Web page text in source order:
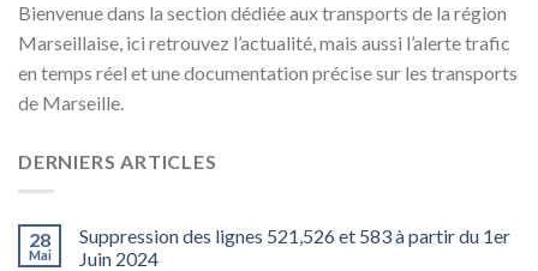
Bienvenue dans la section dédiée aux transports de la région
Marseillaise, ici retrouvez l’actualité, mais aussi l’alerte trafic
en temps réel et une documentation précise sur les transports
de Marseille.
DERNIERS ARTICLES
28
Mai
Suppression des lignes 521,526 et 583 à partir du 1er
Juin 2024